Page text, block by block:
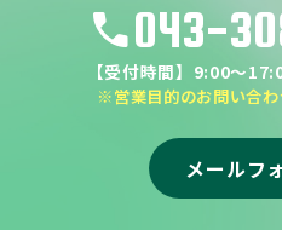
call043-
【受付時間】9:00～
※営業目的のお問い合わ
メールフ